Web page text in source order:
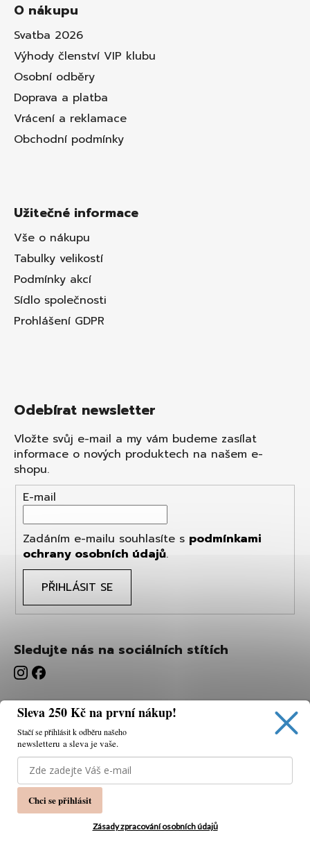
Používáme cookies, abychom vám umožnili pohodlné
prohlížení webu a díky analýze webu neustále zlepšovat
jeho funkce, výkon a použitelnost.
O nákupu
Svatba 2026
Výhody členství VIP klubu
Osobní odběry
Doprava a platba
Vrácení a reklamace
Obchodní podmínky
Užitečné informace
Vše o nákupu
Tabulky velikostí
Podmínky akcí
Sídlo společnosti
Prohlášení GDPR
Odebírat newsletter
Vložte svůj e-mail a my vám budeme zasílat
informace o nových produktech na našem e-
shopu.
E-mail
Zadáním e-mailu souhlasíte s podmínkami
ochrany osobních údajů.
PŘIHLÁSIT SE
Sledujte nás na sociálních stítích
Sleva 250 Kč na první nákup!
Stačí se přihlásit k odběru našeho
newsletteru a sleva je vaše.
Chci se přihlásit
Zásady zpracování osobních údajů